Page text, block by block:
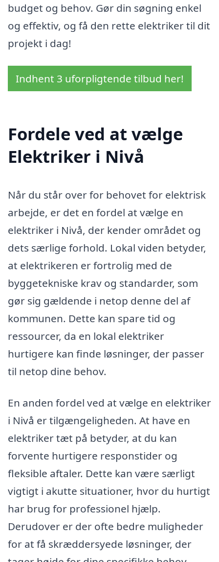
budget og behov. Gør din søgning enkel
og effektiv, og få den rette elektriker til dit
projekt i dag!
Indhent 3 uforpligtende tilbud her!
Fordele ved at vælge
Elektriker i Nivå
Når du står over for behovet for elektrisk
arbejde, er det en fordel at vælge en
elektriker i Nivå, der kender området og
dets særlige forhold. Lokal viden betyder,
at elektrikeren er fortrolig med de
byggetekniske krav og standarder, som
gør sig gældende i netop denne del af
kommunen. Dette kan spare tid og
ressourcer, da en lokal elektriker
hurtigere kan finde løsninger, der passer
til netop dine behov.
En anden fordel ved at vælge en elektriker
i Nivå er tilgængeligheden. At have en
elektriker tæt på betyder, at du kan
forvente hurtigere responstider og
fleksible aftaler. Dette kan være særligt
vigtigt i akutte situationer, hvor du hurtigt
har brug for professionel hjælp.
Derudover er der ofte bedre muligheder
for at få skræddersyede løsninger, der